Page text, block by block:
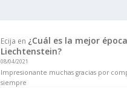
Ecija en ¿Cuál es la mejor
Liechtenstein?
08/04/2021
Impresionante muchas gracias por
siempre